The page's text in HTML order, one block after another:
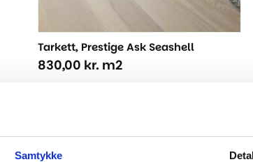
Samtykke
Tarkett, Prestige Ask Seashell
830,00 kr. m2